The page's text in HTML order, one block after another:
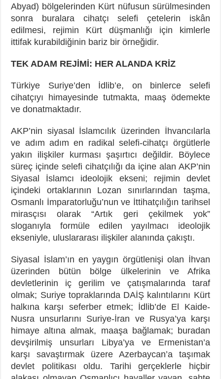
Abyad) bölgelerinden Kürt nüfusun sürülmesinden
sonra buralara cihatçı selefi çetelerin iskân
edilmesi, rejimin Kürt düşmanlığı için kimlerle
ittifak kurabildiğinin bariz bir örneğidir.
TEK ADAM REJİMİ: HER ALANDA KRİZ
Türkiye Suriye’den İdlib’e, on binlerce selefi
cihatçıyı himayesinde tutmakta, maaş ödemekte
ve donatmaktadır.
AKP’nin siyasal İslamcılık üzerinden İhvancılarla
ve adım adım en radikal selefi-cihatçı örgütlerle
yakın ilişkiler kurması şaşırtıcı değildir. Böylece
süreç içinde selefi cihatçılığı da içine alan AKP’nin
Siyasal İslamcı ideolojik ekseni; rejimin devlet
içindeki ortaklarının Lozan sınırlarından taşma,
Osmanlı İmparatorluğu’nun ve İttihatçılığın tarihsel
mirasçısı olarak “Artık geri çekilmek yok”
sloganıyla formüle edilen yayılmacı ideolojik
ekseniyle, uluslararası ilişkiler alanında çakıştı.
Siyasal İslam’ın en yaygın örgütlenişi olan İhvan
üzerinden bütün bölge ülkelerinin ve Afrika
devletlerinin iç gerilim ve çatışmalarında taraf
olmak; Suriye topraklarında DAİŞ kalıntılarını Kürt
halkına karşı seferber etmek; İdlib’de El Kaide-
Nusra unsurlarını Suriye-İran ve Rusya’ya karşı
himaye altına almak, maaşa bağlamak; buradan
devşirilmiş unsurları Libya’ya ve Ermenistan’a
karşı savaştırmak üzere Azerbaycan’a taşımak
devlet politikası oldu. Tarihi gerçeklerle hiçbir